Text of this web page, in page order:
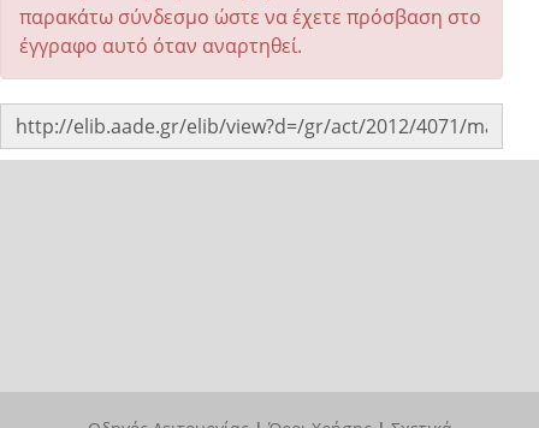
παρακάτω σύνδεσμο ώστε να έχετε πρόσβαση στο
έγγραφο αυτό όταν αναρτηθεί.